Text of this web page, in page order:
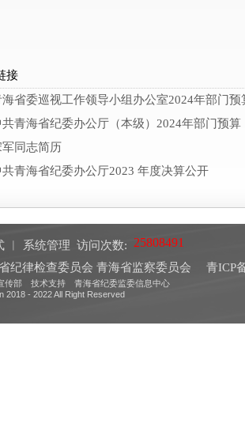
接
海省委巡视工作领导小组办公室2024年部门预
共青海省纪委办公厅（本级）2024年部门预算
军同志简历
共青海省纪委办公厅2023 年度决算公开
系统管理 访问次数:
纪律检查委员会 青海省监察委员会
青ICP
传部 技术支持 青海省纪委监委信息中心
2018 - 2022 All Right Reserved